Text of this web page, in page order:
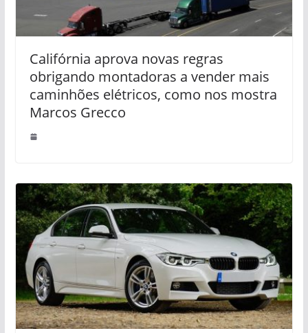
Califórnia aprova novas regras
obrigando montadoras a vender mais
caminhões elétricos, como nos mostra
Marcos Grecco